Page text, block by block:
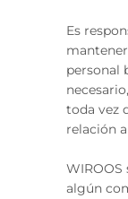
Es
personal
toda vez
relación
WIROOS
algún